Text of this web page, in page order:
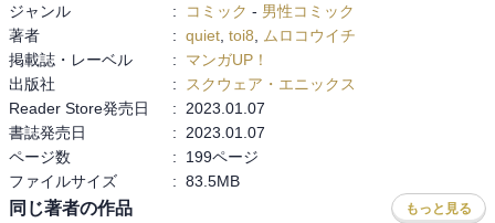
ジャンル : コミック - 男性コミック
著者
: quiet toi8
ムロコウイチ
掲載誌・レーベル
:
マンガUP！
出版社
:
スクウェア・エニックス
Reader Store発売日
:
2023.01.07
書誌発売日
:
2023.01.07
ページ数
:
199ページ
ファイルサイズ
: 83.5MB
同じ著者の作品 もっと見る